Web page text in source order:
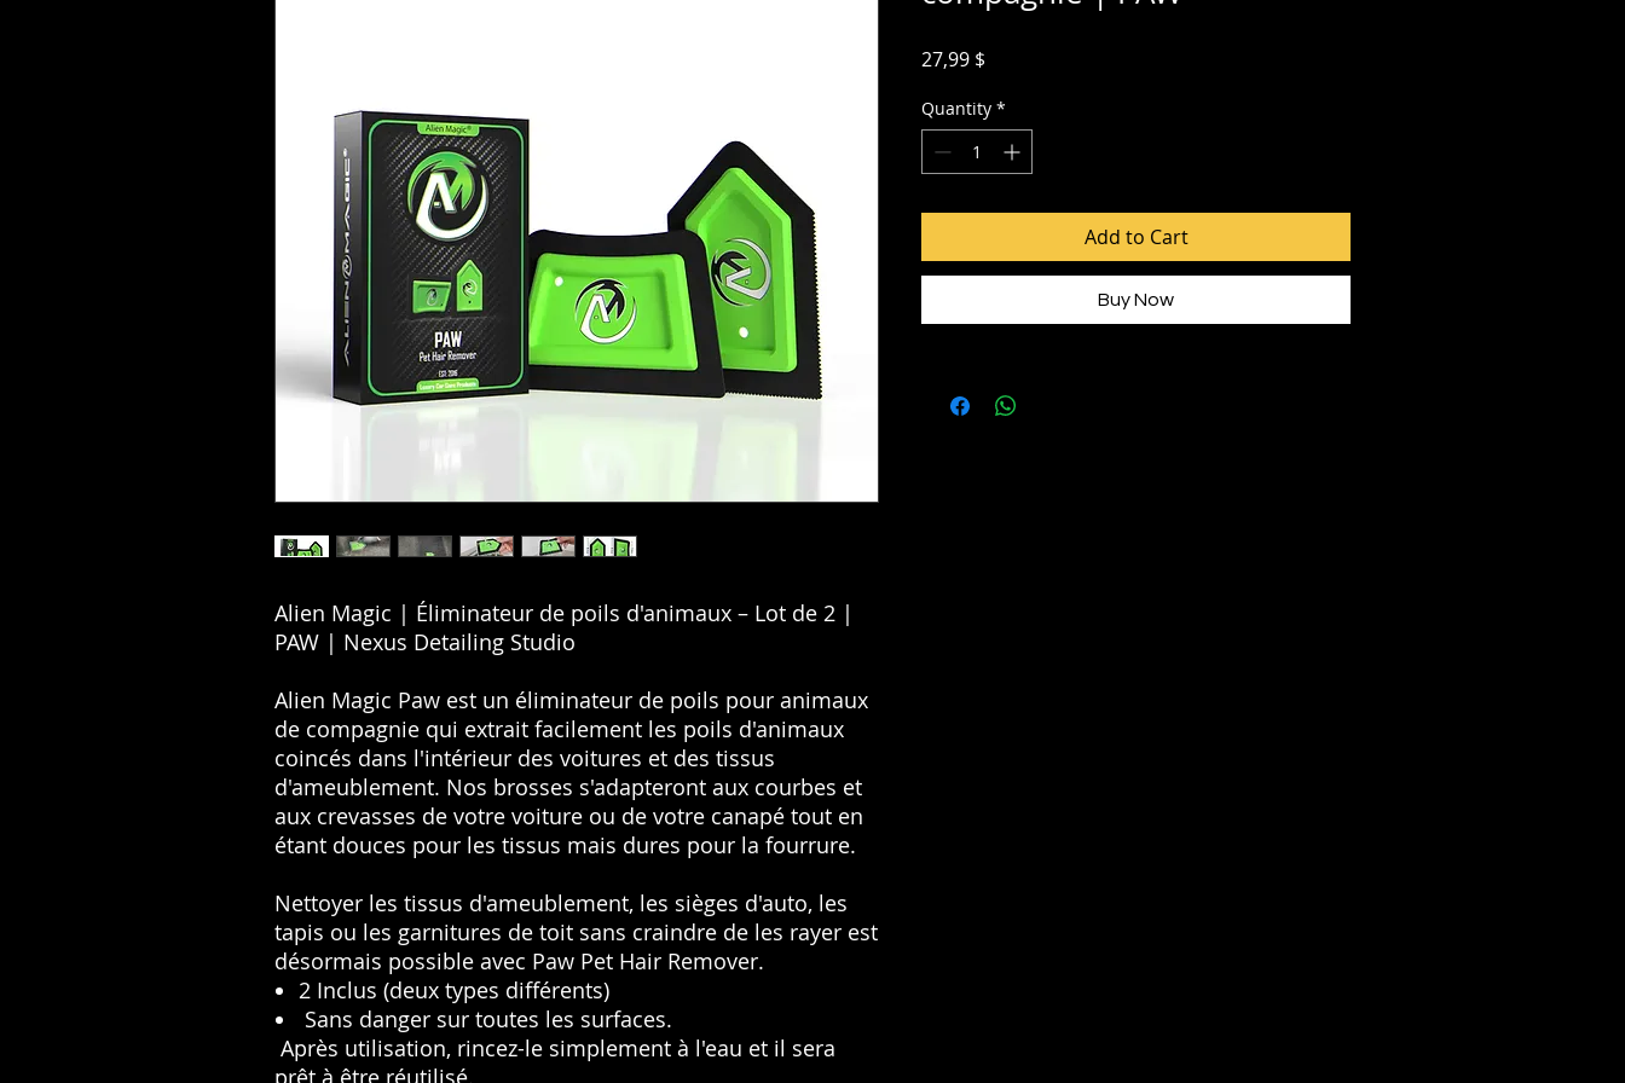
Alien Magic | Éliminateur de poils d'animaux – Lot de 2 |
PAW | Nexus Detailing Studio
Alien Magic Paw est un éliminateur de poils pour animaux
de compagnie qui extrait facilement les poils d'animaux
coincés dans l'intérieur des voitures et des tissus
d'ameublement. Nos brosses s'adapteront aux courbes et
aux crevasses de votre voiture ou de votre canapé tout en
étant douces pour les tissus mais dures pour la fourrure.
Nettoyer les tissus d'ameublement, les sièges d'auto, les
tapis ou les garnitures de toit sans craindre de les rayer est
désormais possible avec Paw Pet Hair Remover.
2 Inclus (deux types différents)
Sans danger sur toutes les surfaces.
Après utilisation, rincez-le simplement à l'eau et il sera
prêt à être réutilisé.
27,99 $
Quantity *
Add to Cart
Buy Now